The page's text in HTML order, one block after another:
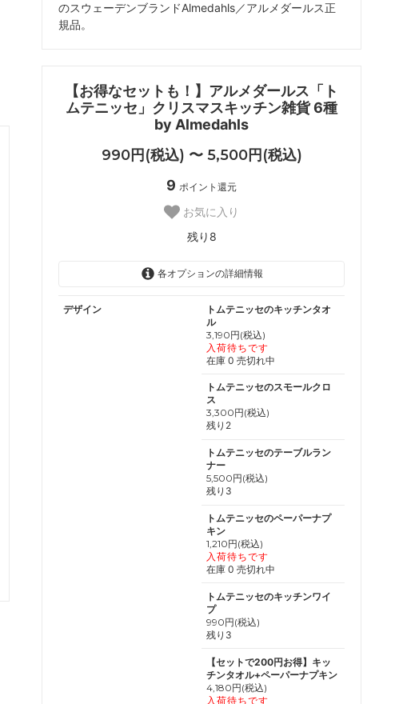
のスウェーデンブランドAlmedahls／アルメダールス正
規品。
【お得なセットも！】アルメダールス「ト
ムテニッセ」クリスマスキッチン雑貨 6種
by Almedahls
990円(税込) 〜 5,500円(税込)
9 ポイント還元
お気に入り
残り8
各オプションの詳細情報
デザイン
トムテニッセのキッチンタオ
ル
3,190円(税込)
入荷待ちです
在庫 0 売切れ中
トムテニッセのスモールクロ
ス
3,300円(税込)
残り2
トムテニッセのテーブルラン
ナー
5,500円(税込)
残り3
トムテニッセのペーパーナプ
キン
1,210円(税込)
入荷待ちです
在庫 0 売切れ中
トムテニッセのキッチンワイ
プ
990円(税込)
残り3
【セットで200円お得】キッ
チンタオル+ペーパーナプキン
4,180円(税込)
入荷待ちです